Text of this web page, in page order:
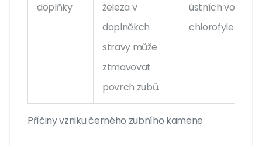
Příčiny vzniku černého zubního kamene
doplňky
železa v
doplněkch
stravy může
ztmavovat
povrch zubů.
ústních vod s
chlorofylem.